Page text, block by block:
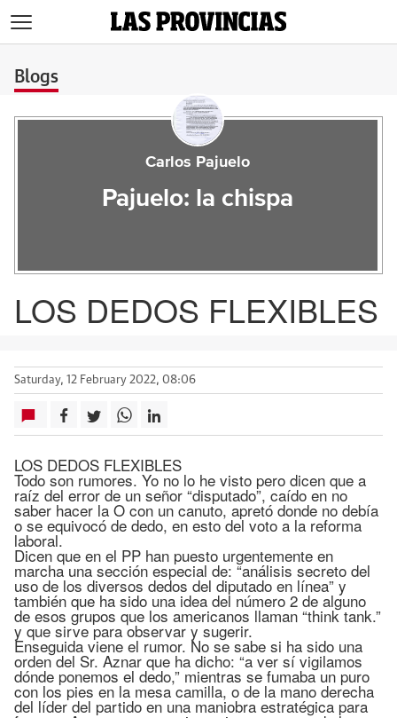
Blogs
Carlos Pajuelo
Pajuelo: la chispa
LOS DEDOS FLEXIBLES
Saturday, 12 February 2022, 08:06
LOS DEDOS FLEXIBLES
Todo son rumores. Yo no lo he visto pero dicen que a
raíz del error de un señor “disputado”, caído en no
saber hacer la O con un canuto, apretó donde no debía
o se equivocó de dedo, en esto del voto a la reforma
laboral.
Dicen que en el PP han puesto urgentemente en
marcha una sección especial de: “análisis secreto del
uso de los diversos dedos del diputado en línea” y
también que ha sido una idea del número 2 de alguno
de esos grupos que los americanos llaman “think tank.”
y que sirve para observar y sugerir.
Enseguida viene el rumor. No se sabe si ha sido una
orden del Sr. Aznar que ha dicho: “a ver sí vigilamos
dónde ponemos el dedo,” mientras se fumaba un puro
con los pies en la mesa camilla, o de la mano derecha
del líder del partido en una maniobra estratégica para